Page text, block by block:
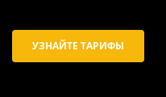
УЗНАЙТЕ ТАРИФЫ